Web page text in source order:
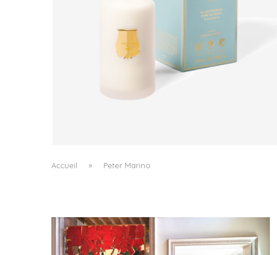
TRUDON DÉPLACE LE PARFUM VERS LE GESTE
Accueil » Peter Marino